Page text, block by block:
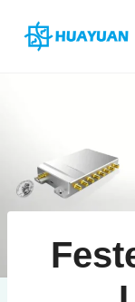
Inhalt